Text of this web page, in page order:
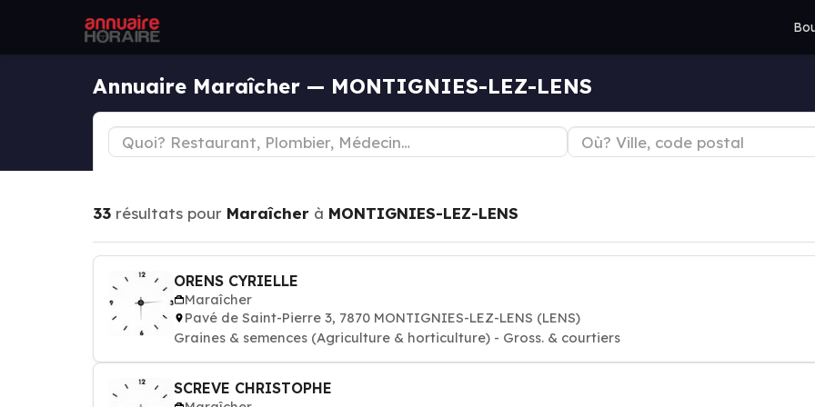
Annuaire Maraîcher — MONTIGNIES-LEZ-LENS
33 résultats pour Maraîcher à MONTIGNIES-LEZ-LENS
ORENS CYRIELLE
Maraîcher
Pavé de Saint-Pierre 3, 7870 MONTIGNIES-LEZ-LENS (LENS)
Graines & semences (Agriculture & horticulture) - Gross. & courtiers
SCREVE CHRISTOPHE